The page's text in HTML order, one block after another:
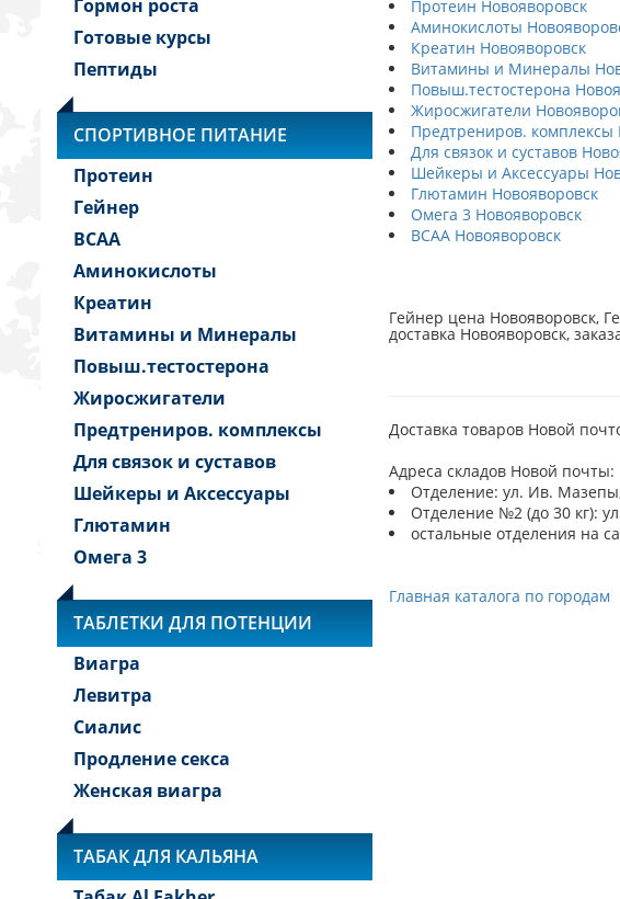
Гормон роста
Готовые курсы
Пептиды
СПОРТИВНОЕ ПИТАНИЕ
Протеин
Гейнер
BCAA
Аминокислоты
Креатин
Витамины и Минералы
Повыш.тестостерона
Жиросжигатели
Предтрениров. комплексы
Для связок и суставов
Шейкеры и Аксессуары
Глютамин
Омега 3
ТАБЛЕТКИ ДЛЯ ПОТЕНЦИИ
Виагра
Левитра
Сиалис
Продление секса
Женская виагра
ТАБАК ДЛЯ КАЛЬЯНА
Протеин Новояворовск
Аминокислоты
Креатин Новояворовск
Витамины и Минералы
Повыш.тестостерона
Жиросжигатели
Предтрениров. комплексы
Для связок и суставов
Шейкеры и Аксессуары
Глютамин Новояворовск
Омега 3 Новояворовск
BCAA Новояворовск
Гейнер цена Новояворовск,
доставка Новояворовск,
Доставка товаров Новой
Адреса складов Новой почты:
Отделение: ул. Ив.
Отделение №2 (до 30 кг):
остальные отделения на
Главная каталога по городам